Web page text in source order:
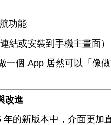
功能
結或安裝到手機主畫面）
一個 App 居然可以「像
改進
的新版本中，介面更加